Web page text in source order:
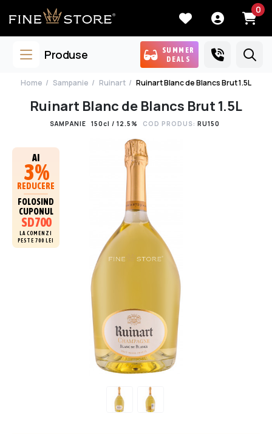
0
Produse
SUMMER
DEALS
Home Sampanie Ruinart Ruinart Blanc de Blancs Brut 1.5L
Ruinart Blanc de Blancs Brut 1.5L
SAMPANIE 150cl / 12.5% COD PRODUS: RU150
AI
3%
REDUCERE
FOLOSIND
CUPONUL
SD700
LA COMENZI
PESTE 700 LEI